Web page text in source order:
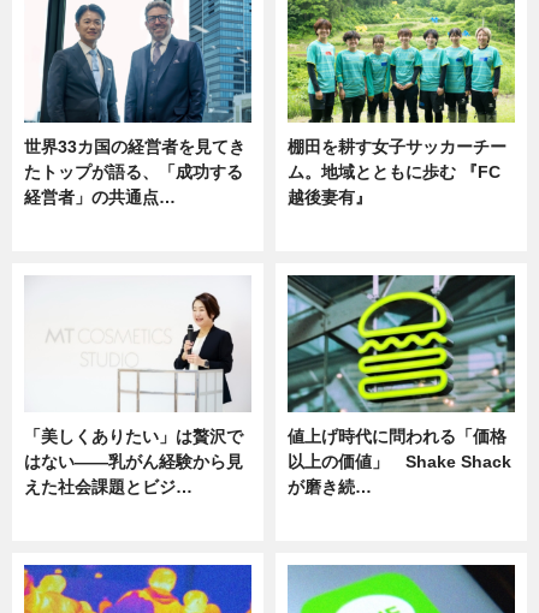
世界33カ国の経営者を見てき
たトップが語る、「成功する
経営者」の共通点…
棚田を耕す女子サッカーチー
ム。地域とともに歩む 『FC
越後妻有』
「美しくありたい」は贅沢で
はない――乳がん経験から見
えた社会課題とビジ…
値上げ時代に問われる「価格
以上の価値」 Shake Shack
が磨き続…